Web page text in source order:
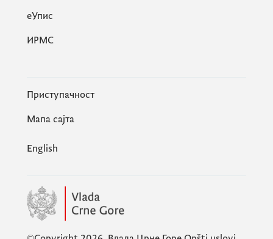
eУпис
ИРМС
Приступачност
Мапа сајта
English